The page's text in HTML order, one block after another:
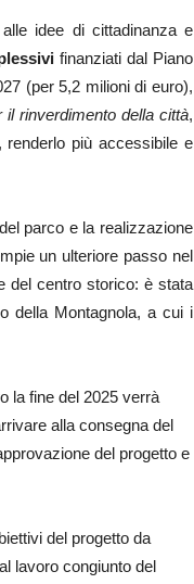
idee di cittadinanza e
finanziati dal Piano
(per 5,2 milioni di euro),
rinverdimento della città,
renderlo più accessibile e
parco e la realizzazione
un ulteriore passo nel
del centro storico: è stata
della Montagnola, a cui i
la fine del 2025 verrà
alla consegna del
del progetto e
del progetto da
lavoro congiunto del